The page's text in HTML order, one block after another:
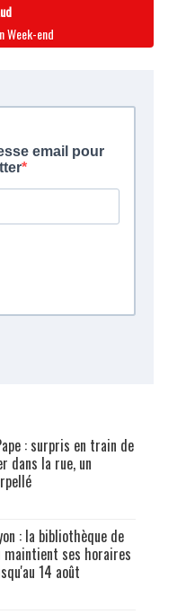
Week-end
: surpris en train de
dans la rue, un
: la bibliothèque de
maintient ses horaires
14 août